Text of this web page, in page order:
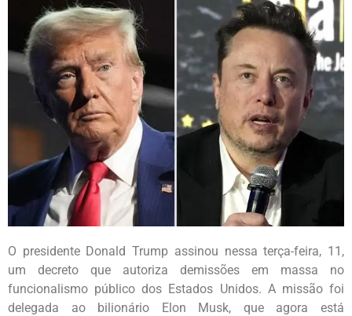
O presidente Donald Trump assinou nessa terça-feira, 11,
um decreto que autoriza demissões em massa no
funcionalismo público dos Estados Unidos. A missão foi
delegada ao bilionário Elon Musk, que agora está